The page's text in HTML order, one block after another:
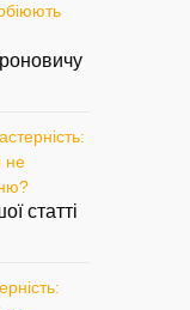
не
статті